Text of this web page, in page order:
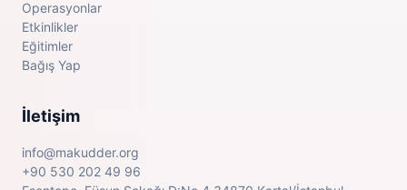
Operasyonlar
Etkinlikler
Eğitimler
Bağış Yap
İletişim
info@makudder.org
+90 530 202 49 96